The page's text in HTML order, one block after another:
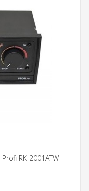
RK-2001ATW